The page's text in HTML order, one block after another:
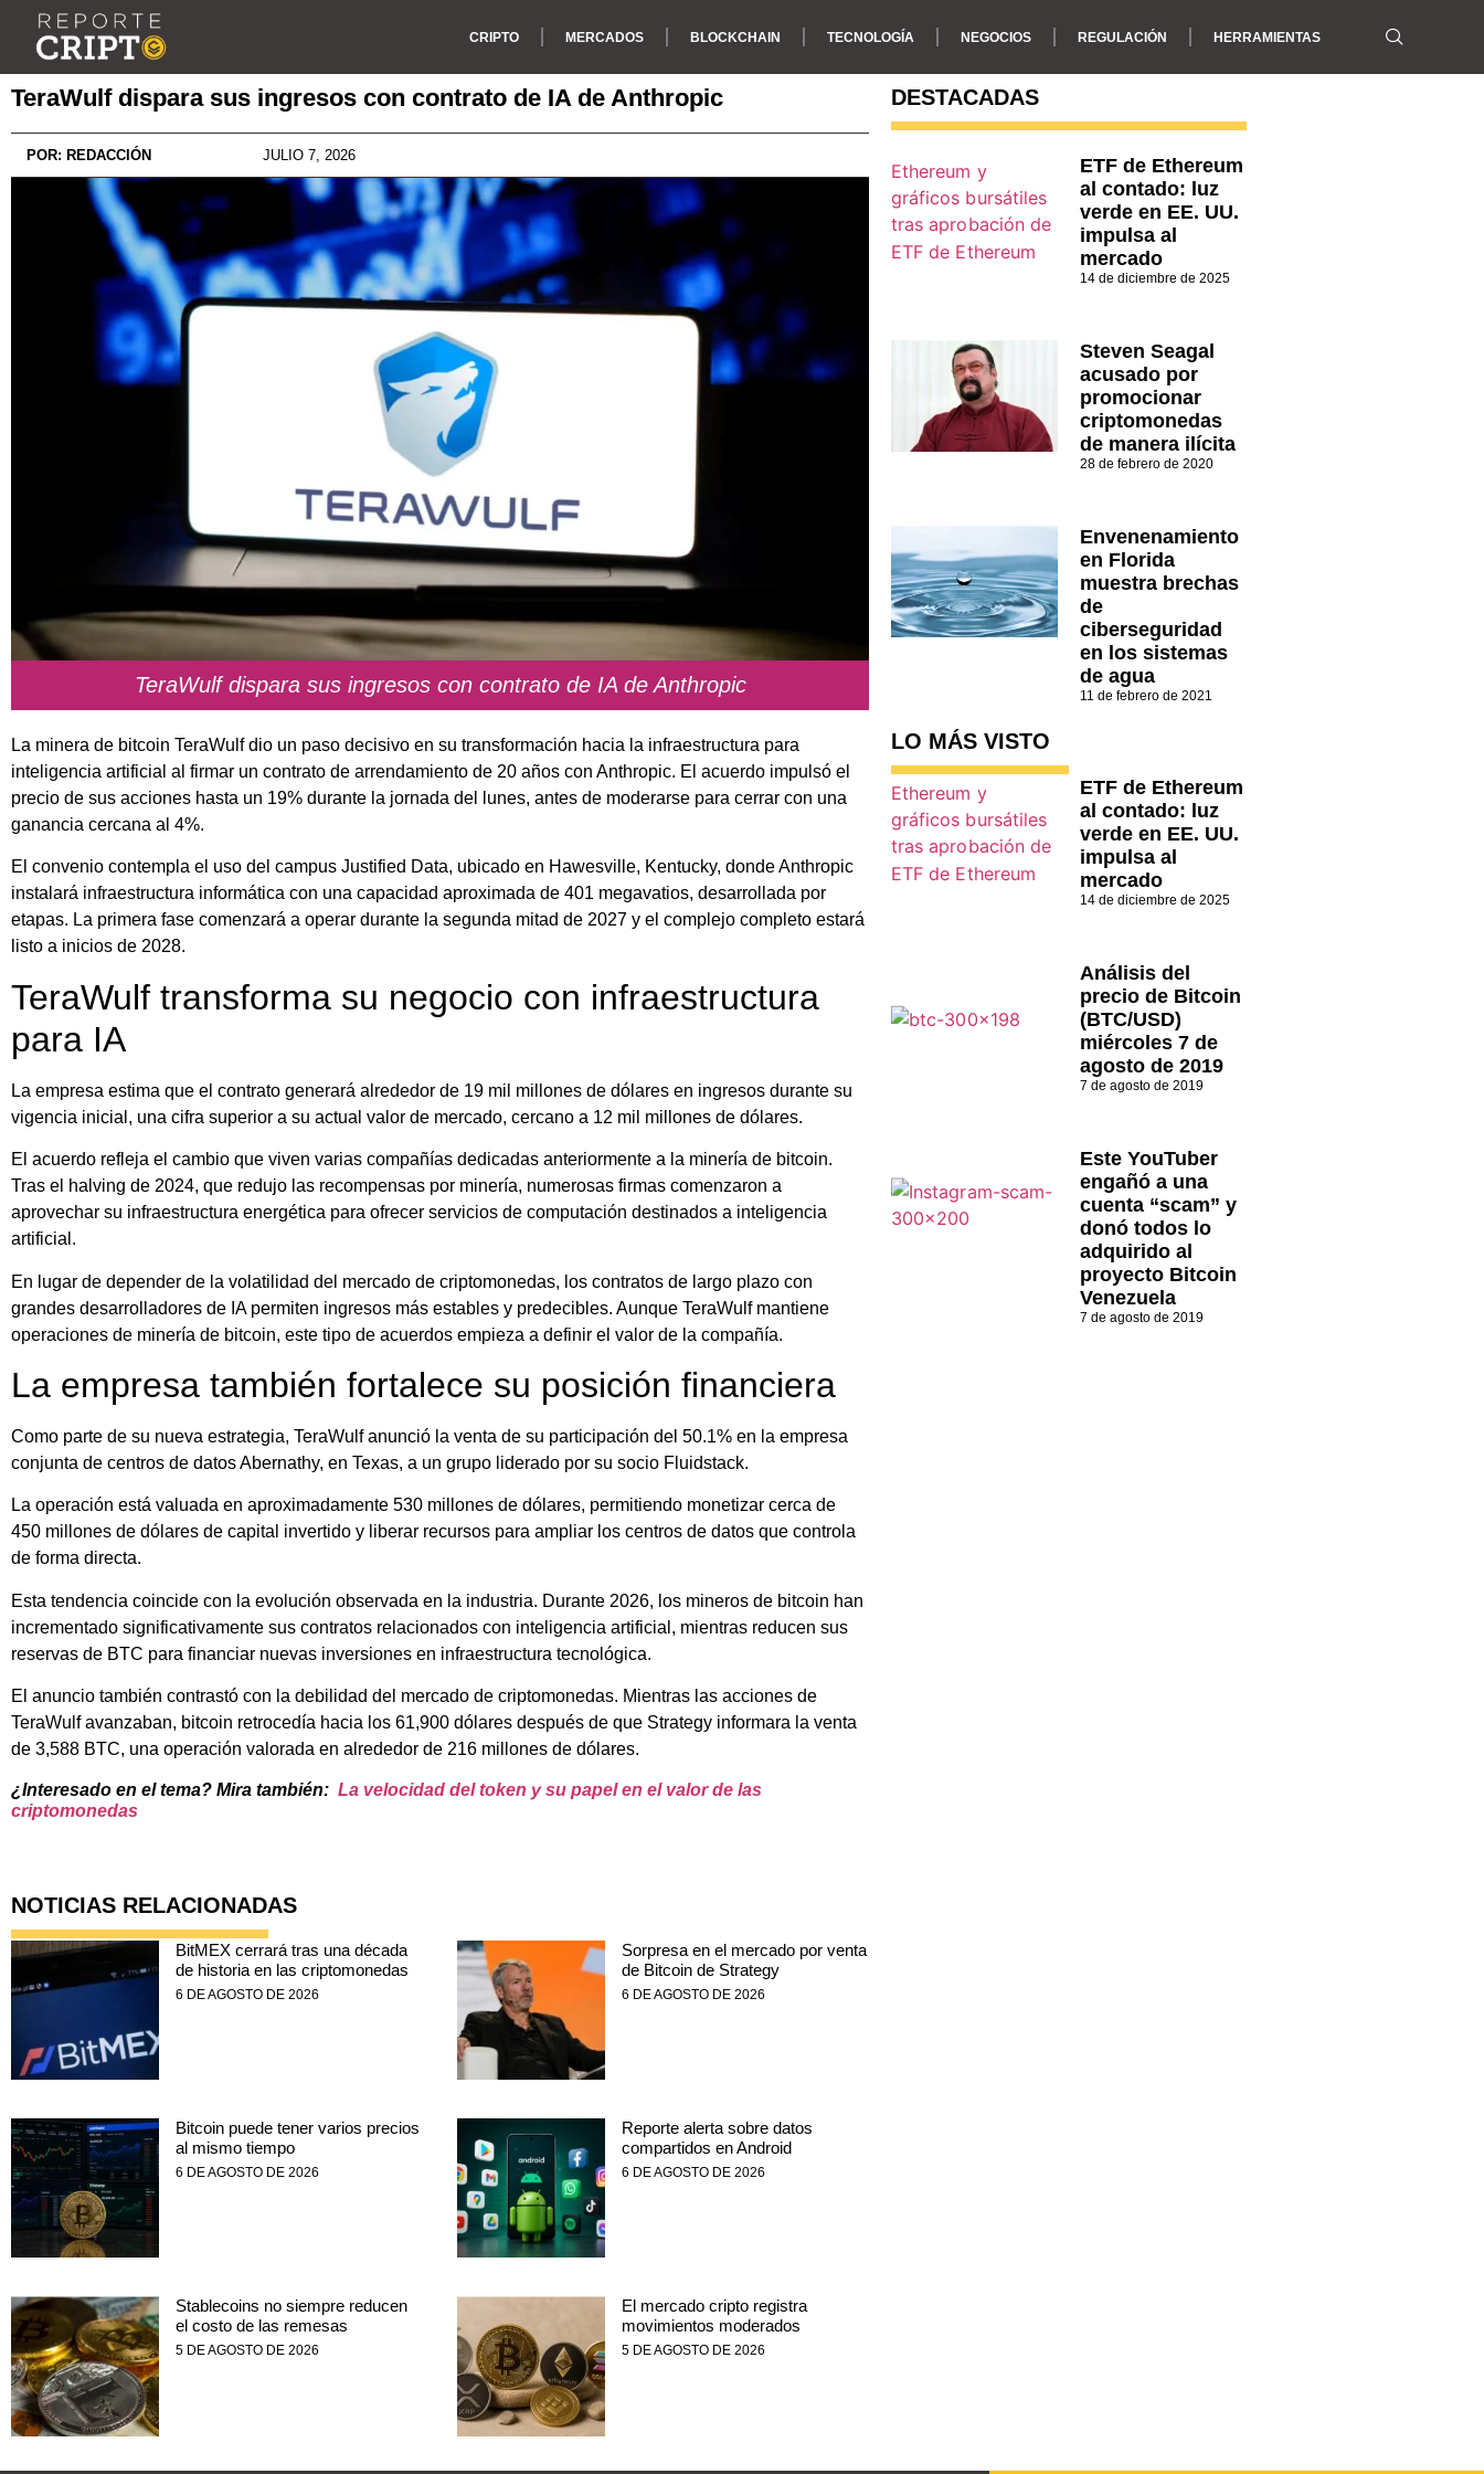
CRIPTO MERCADOS BLOCKCHAIN TECNOLOGÍA NEGOCIOS REGULACIÓN HERRAMIENTAS
TeraWulf dispara sus ingresos con contrato de IA de Anthropic
POR: REDACCIÓN JULIO 7, 2026
TeraWulf dispara sus ingresos con contrato de IA de Anthropic
La minera de bitcoin TeraWulf dio un paso decisivo en su transformación hacia la infraestructura para
inteligencia artificial al firmar un contrato de arrendamiento de 20 años con Anthropic. El acuerdo impulsó el
precio de sus acciones hasta un 19% durante la jornada del lunes, antes de moderarse para cerrar con una
ganancia cercana al 4%.
El convenio contempla el uso del campus Justified Data, ubicado en Hawesville, Kentucky, donde Anthropic
instalará infraestructura informática con una capacidad aproximada de 401 megavatios, desarrollada por
etapas. La primera fase comenzará a operar durante la segunda mitad de 2027 y el complejo completo estará
listo a inicios de 2028.
TeraWulf transforma su negocio con infraestructura
para IA
La empresa estima que el contrato generará alrededor de 19 mil millones de dólares en ingresos durante su
vigencia inicial, una cifra superior a su actual valor de mercado, cercano a 12 mil millones de dólares.
El acuerdo refleja el cambio que viven varias compañías dedicadas anteriormente a la minería de bitcoin.
Tras el halving de 2024, que redujo las recompensas por minería, numerosas firmas comenzaron a
aprovechar su infraestructura energética para ofrecer servicios de computación destinados a inteligencia
artificial.
En lugar de depender de la volatilidad del mercado de criptomonedas, los contratos de largo plazo con
grandes desarrolladores de IA permiten ingresos más estables y predecibles. Aunque TeraWulf mantiene
operaciones de minería de bitcoin, este tipo de acuerdos empieza a definir el valor de la compañía.
La empresa también fortalece su posición financiera
Como parte de su nueva estrategia, TeraWulf anunció la venta de su participación del 50.1% en la empresa
conjunta de centros de datos Abernathy, en Texas, a un grupo liderado por su socio Fluidstack.
La operación está valuada en aproximadamente 530 millones de dólares, permitiendo monetizar cerca de
450 millones de dólares de capital invertido y liberar recursos para ampliar los centros de datos que controla
de forma directa.
Esta tendencia coincide con la evolución observada en la industria. Durante 2026, los mineros de bitcoin han
incrementado significativamente sus contratos relacionados con inteligencia artificial, mientras reducen sus
reservas de BTC para financiar nuevas inversiones en infraestructura tecnológica.
El anuncio también contrastó con la debilidad del mercado de criptomonedas. Mientras las acciones de
TeraWulf avanzaban, bitcoin retrocedía hacia los 61,900 dólares después de que Strategy informara la venta
de 3,588 BTC, una operación valorada en alrededor de 216 millones de dólares.
¿Interesado en el tema? Mira también: La velocidad del token y su papel en el valor de las
criptomonedas
NOTICIAS RELACIONADAS
BitMEX cerrará tras una década
de historia en las criptomonedas
6 DE AGOSTO DE 2026
Sorpresa en el mercado por venta
de Bitcoin de Strategy
6 DE AGOSTO DE 2026
Bitcoin puede tener varios precios
al mismo tiempo
6 DE AGOSTO DE 2026
Reporte alerta sobre datos
compartidos en Android
6 DE AGOSTO DE 2026
Stablecoins no siempre reducen
el costo de las remesas
5 DE AGOSTO DE 2026
El mercado cripto registra
movimientos moderados
5 DE AGOSTO DE 2026
DESTACADAS
ETF de Ethereum
al contado: luz
verde en EE. UU.
impulsa al
mercado
14 de diciembre de 2025
Steven Seagal
acusado por
promocionar
criptomonedas
de manera ilícita
28 de febrero de 2020
Envenenamiento
en Florida
muestra brechas
de
ciberseguridad
en los sistemas
de agua
11 de febrero de 2021
LO MÁS VISTO
ETF de Ethereum
al contado: luz
verde en EE. UU.
impulsa al
mercado
14 de diciembre de 2025
Análisis del
precio de Bitcoin
(BTC/USD)
miércoles 7 de
agosto de 2019
7 de agosto de 2019
Este YouTuber
engañó a una
cuenta “scam” y
donó todos lo
adquirido al
proyecto Bitcoin
Venezuela
7 de agosto de 2019